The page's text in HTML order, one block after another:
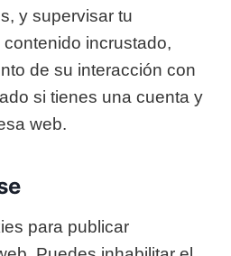
y supervisar tu
incrustado,
de su interacción con
si tienes una cuenta y
web.
para publicar